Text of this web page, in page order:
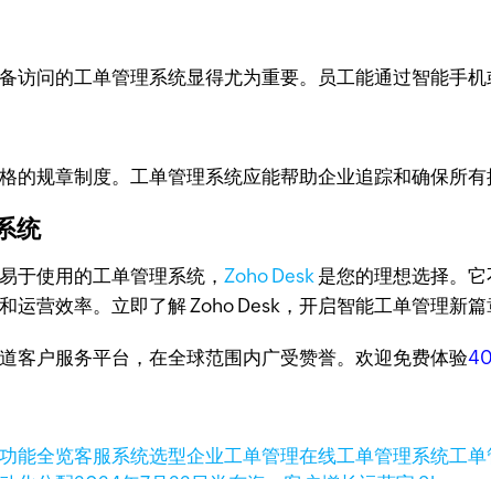
访问的工单管理系统显得尤为重要。员工能通过智能手
的规章制度。工单管理系统应能帮助企业追踪和确保所有
统
于使用的工单管理系统，Zoho Desk 是您的理想选择。
运营效率。立即了解 Zoho Desk，开启智能工单管理新
客户服务平台，在全球范围内广受赞誉。欢迎免费体验
能全览客服系统选型企业工单管理在线工单管理系统工单